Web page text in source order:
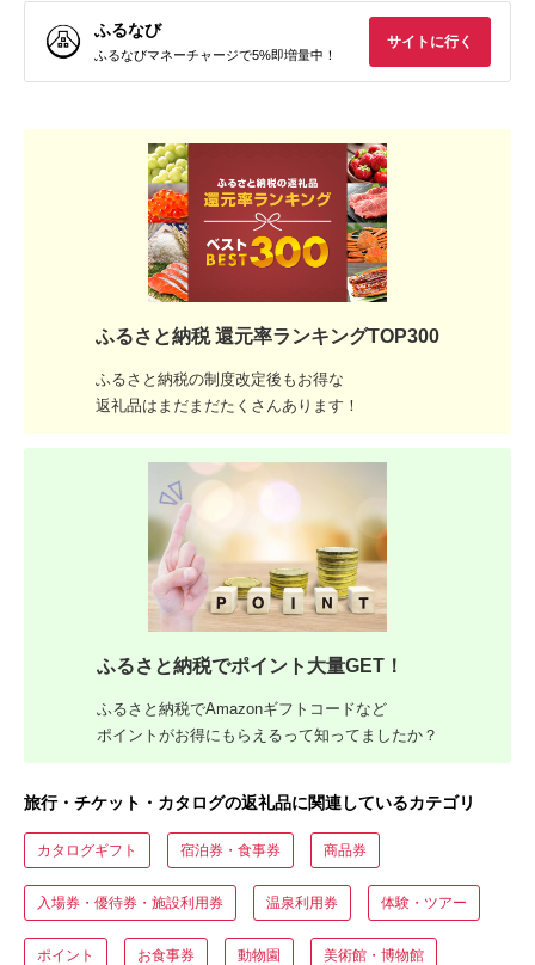
ふるなび
ふるなびマネーチャージで5%即増量中！
サイトに行く
ふるさと納税 還元率ランキングTOP300
ふるさと納税の制度改定後もお得な
返礼品はまだまだたくさんあります！
ふるさと納税でポイント大量GET！
ふるさと納税でAmazonギフトコードなど
ポイントがお得にもらえるって知ってましたか？
旅行・チケット・カタログの返礼品に関連しているカテゴリ
カタログギフト 宿泊券・食事券 商品券
入場券・優待券・施設利用券 温泉利用券 体験・ツアー
ポイント お食事券 動物園 美術館・博物館